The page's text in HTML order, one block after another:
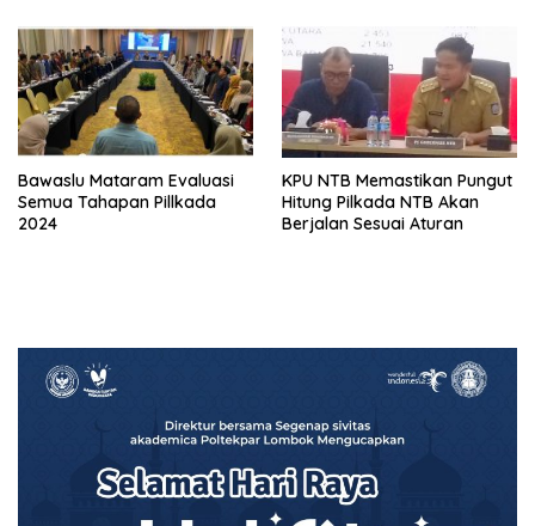
Bawaslu Mataram Evaluasi
Semua Tahapan Pillkada
2024
KPU NTB Memastikan Pungut
Hitung Pilkada NTB Akan
Berjalan Sesuai Aturan